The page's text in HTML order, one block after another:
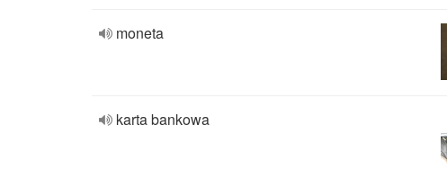
moneta
karta bankowa